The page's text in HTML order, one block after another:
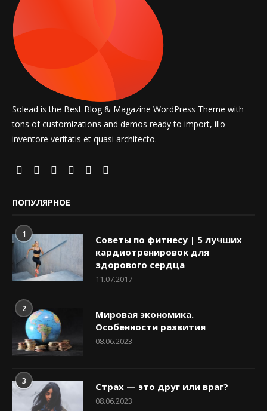
Solead is the Best Blog & Magazine WordPress Theme with
tons of customizations and demos ready to import, illo
inventore veritatis et quasi architecto.
ПОПУЛЯРНОЕ
1
Советы по фитнесу | 5 лучших
кардиотренировок для
здорового сердца
11.07.2017
2
Мировая экономика.
Особенности развития
08.06.2023
3 Страх — это друг или враг?
08.06.2023